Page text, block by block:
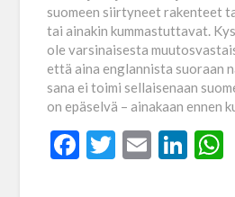
suomeen siirtyneet rakenteet
tai ainakin kummastuttavat.
ole varsinaisesta
että aina englannista suoraan
sana ei toimi sellaisenaan
on epäselvä – ainakaan ennen
Facebook
Twitter
Email